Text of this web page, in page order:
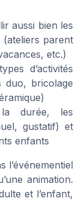
aussi bien les
(ateliers parent
etc.)
d’activités
duo, bricolage
la durée, les
gustatif) et
enfants
l’événementiel
animation.
et l’enfant,